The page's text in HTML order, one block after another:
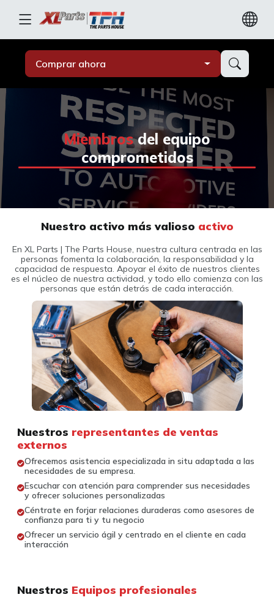
Comprar ahora
Miembrosdel equipo
comprometidos
Nuestro activo más valioso activo
En XL Parts | The Parts House, nuestra cultura centrada en las
personas fomenta la colaboración, la responsabilidad y la
capacidad de respuesta. Apoyar el éxito de nuestros clientes
es el núcleo de nuestra actividad, y todo ello comienza con las
personas que están detrás de cada interacción.
Nuestros representantes de ventas
externos
Ofrecemos asistencia especializada in situ adaptada a las
necesidades de su empresa.
Escuchar con atención para comprender sus necesidades
y ofrecer soluciones personalizadas
Céntrate en forjar relaciones duraderas como asesores de
confianza para ti y tu negocio
Ofrecer un servicio ágil y centrado en el cliente en cada
interacción
Nuestros Equipos profesionales